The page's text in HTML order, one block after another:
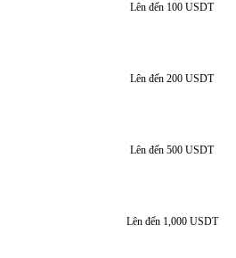
Lên đến 100 USDT
Lên đến 200 USDT
Lên đến 500 USDT
Lên đến 1,000 USDT